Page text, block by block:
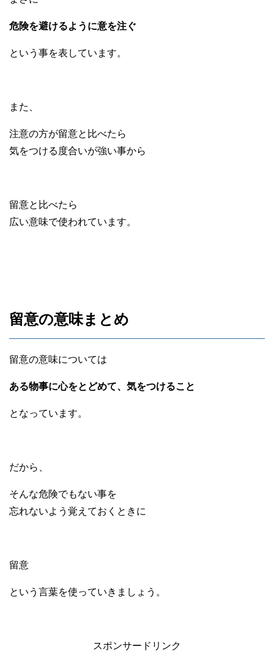
危険を避けるように意を注ぐ
という事を表しています。
また、
注意の方が留意と比べたら
気をつける度合いが強い事から
留意と比べたら
広い意味で使われています。
留意の意味まとめ
留意の意味については
ある物事に心をとどめて、気をつけること
となっています。
だから、
そんな危険でもない事を
忘れないよう覚えておくときに
留意
という言葉を使っていきましょう。
スポンサードリンク